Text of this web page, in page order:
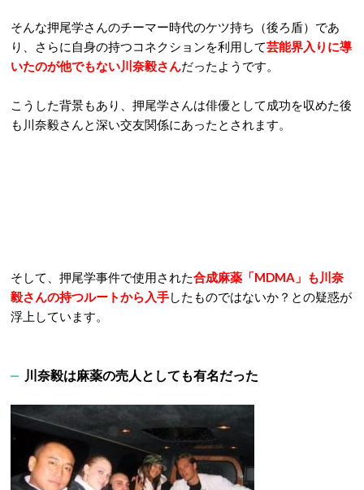
そんな押尾学さんのチーマー時代のケツ持ち（後ろ盾）であ
り、さらに自身の持つコネクションを利用して芸能界入りに導
いたのが他でもない川奈毅さんだったようです。
こうした背景もあり、押尾学さんは俳優として成功を収めた後
も川奈毅さんと深い交友関係にあったとされます。
そして、押尾学事件で使用された合成麻薬「MDMA」も川奈
毅さんの持つルートから入手したものではないか？との疑惑が
浮上しています。
川奈毅は麻薬の売人としても有名だった